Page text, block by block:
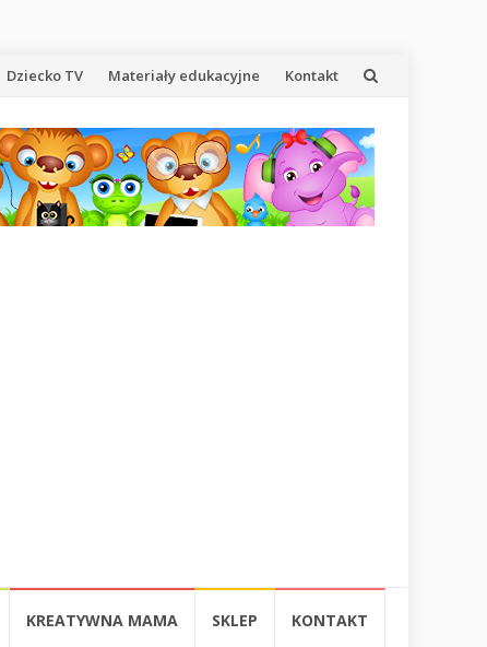
Dziecko TV Materiały edukacyjne Kontakt
KREATYWNA MAMA SKLEP KONTAKT